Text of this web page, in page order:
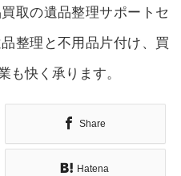
取の遺品整理サポートセ
整理と不用品片付け、買
も快く承ります。
Share
Hatena